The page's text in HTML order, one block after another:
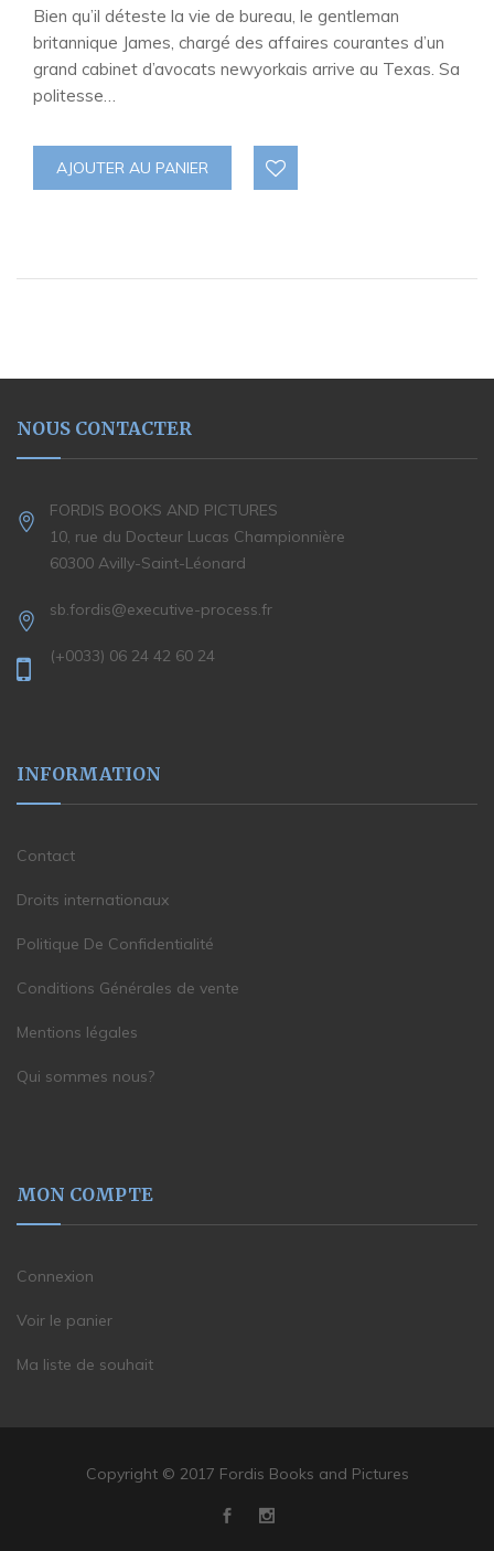
Bien qu’il déteste la vie de bureau, le gentleman
britannique James, chargé des affaires courantes d’un
grand cabinet d’avocats newyorkais arrive au Texas. Sa
politesse…
AJOUTER AU PANIER
NOUS CONTACTER
FORDIS BOOKS AND PICTURES
10, rue du Docteur Lucas Championnière
60300 Avilly-Saint-Léonard
sb.fordis@executive-process.fr
(+0033) 06 24 42 60 24
INFORMATION
Contact
Droits internationaux
Politique De Confidentialité
Conditions Générales de vente
Mentions légales
Qui sommes nous?
MON COMPTE
Connexion
Voir le panier
Ma liste de souhait
Copyright © 2017 Fordis Books and Pictures